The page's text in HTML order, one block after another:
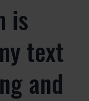
is
text
and